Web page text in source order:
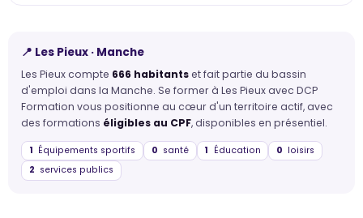
📍 Les Pieux · Manche
Les Pieux compte 666 habitantset fait partie du bassin
d'emploi dans la Manche. Se former à Les Pieux avec DCP
Formation vous positionne au cœur d'un territoire actif, avec
des formations éligibles au CPF, disponibles en présentiel.
1 Équipements sportifs 0 santé 1 Éducation 0 loisirs
2 services publics